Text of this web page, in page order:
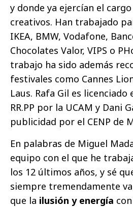
y donde ya ejercían el
creativos. Han trabajado
IKEA, BMW, Vodafone,
Chocolates Valor, VIPS o
trabajo ha sido además
festivales como Cannes
Laus. Rafa Gil es licenciado
RR.PP por la UCAM y Dani
publicidad por el CENP de
En palabras de Miguel
equipo con el que he
los 12 últimos años, y sé
siempre tremendamente
que la ilusión y energía